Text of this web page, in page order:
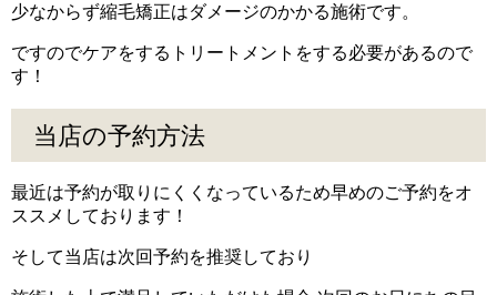
少なからず縮毛矯正はダメージのかかる施術です。
ですのでケアをするトリートメントをする必要があるので
す！
当店の予約方法
最近は予約が取りにくくなっているため早めのご予約をオ
ススメしております！
そして当店は次回予約を推奨しており